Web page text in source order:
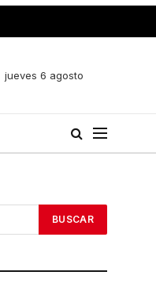
jueves 6 agosto